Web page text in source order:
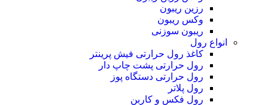
رزین ریبون
وکس ریبون
ریبون سوزنی
انواع رول
کاغذ رول حرارتی فیش پرینتر
رول حرارتی پشت چاپ دار
رول حرارتی دستگاه پوز
رول پلاتر
رول فکس و کاربن